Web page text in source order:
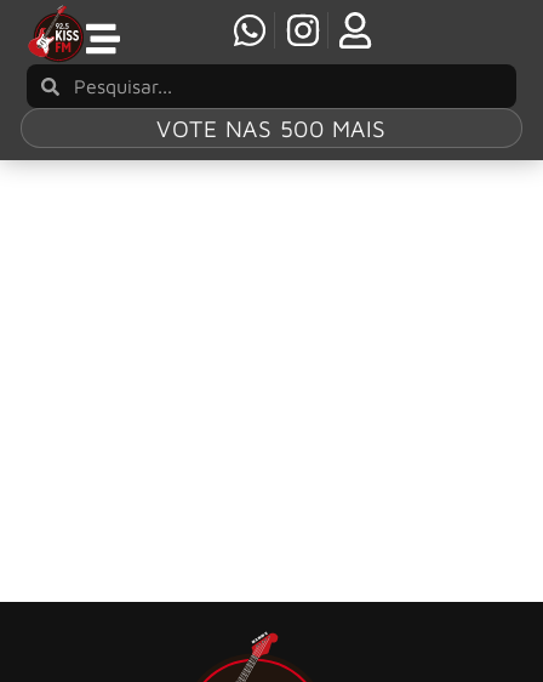
VOTE NAS 500 MAIS